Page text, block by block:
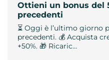
Ottieni un bonus del
precedenti
⏳ Oggi è l’ultimo giorno
precedenti. 💰 Acquista
+50%. 🎁 Ricaric…